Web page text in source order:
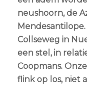
neushoorn, de
Collseweg in
een stel, in
Coopmans.
flink op los, niet